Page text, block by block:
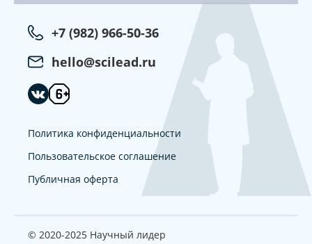
+7 (982) 966-50-36
hello@scilead.ru
Политика конфиденциальности
Пользовательское соглашение
Публичная оферта
© 2020-2025 Научный лидер